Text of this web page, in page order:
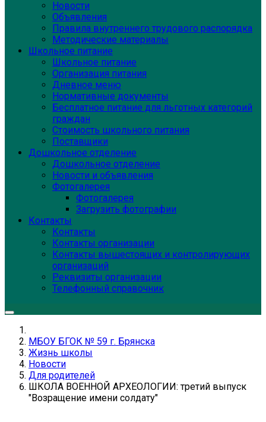
Новости
Объявления
Правила внутреннего трудового распорядка
Методические материалы
Школьное питание
Школьное питание
Организация питания
Дневное меню
Нормативные документы
Бесплатное питание для льготных категорий
граждан
Стоимость школьного питания
Поставщики
Дошкольное отделение
Дошкольное отделение
Новости и объявления
Фотогалерея
Фотогалерея
Загрузить фотографии
Контакты
Контакты
Контакты организации
Контакты вышестоящих и контролирующих
организаций
Реквизиты организации
Телефонный справочник
МБОУ БГОК № 59 г. Брянска
Жизнь школы
Новости
Для родителей
ШКОЛА ВОЕННОЙ АРХЕОЛОГИИ: третий выпуск
"Возращение имени солдату"